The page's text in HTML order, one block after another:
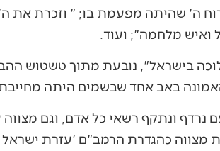
ה' שהיתה מפעמת בו; " וזכרת את ה'
ואיש מלחמה"; ועוד.
בישראל", נובעת מתוך טשטוש
באב אחד שבשמים היתה
נרדף ונתקף רשאי כל אדם, וגם
מצווה כהגדרת הרמב"ם 'עזרת